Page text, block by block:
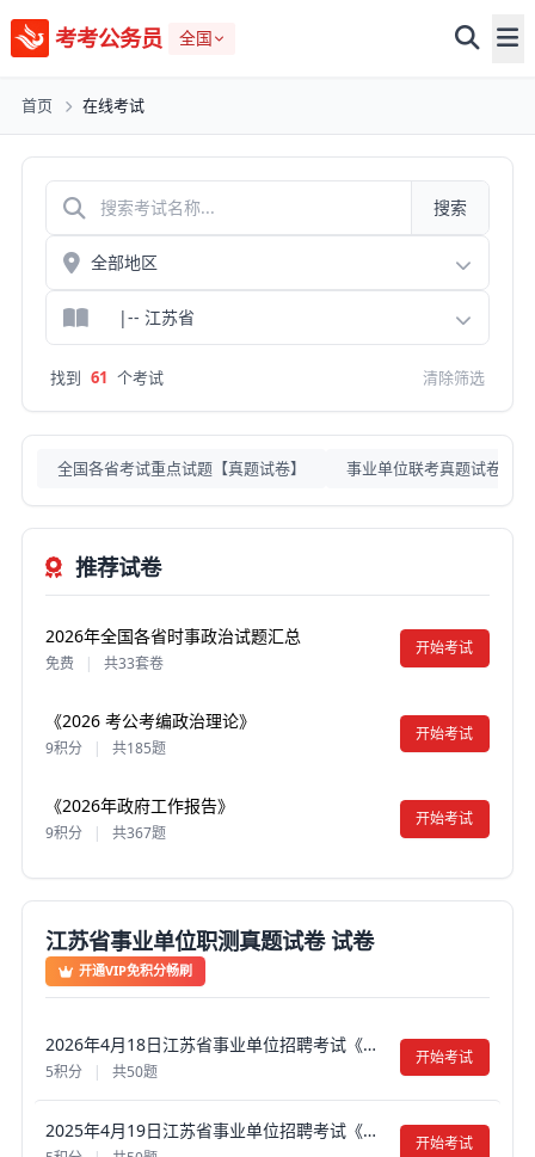
考考公务员 全国
首页 在线考试
搜索
找到 61 个考试 清除筛选
全国各省考试重点试题【真题试卷】 事业单位联考真题试卷
推荐试卷
2026年全国各省时事政治试题汇总
免费 | 共33套卷
开始考试
《2026 考公考编政治理论》
9积分 | 共185题
开始考试
《2026年政府工作报告》
9积分 共367题
开始考试
江苏省事业单位职测真题试卷 试卷
开通VIP免积分畅刷
2026年4月18日江苏省事业单位招聘考试《综合知识和能力素质》真题试卷及答案【含解析】（客观题）
5积分 | 共50题
开始考试
2025年4月19日江苏省事业单位招聘考试《综合知识和能力素质》真题试卷及答案【含解析】（管理岗客观题）
开始考试